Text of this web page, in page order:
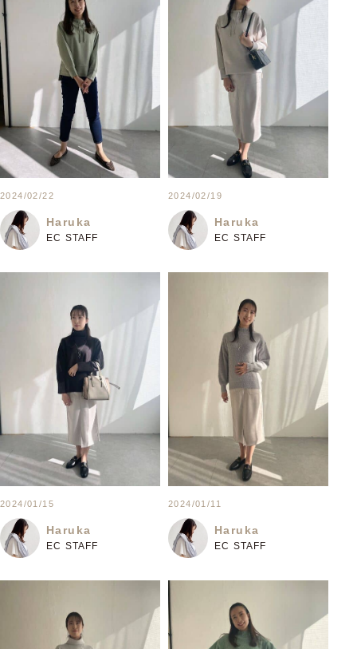
2024/02/22
Haruka
EC STAFF
2024/02/19
Haruka
EC STAFF
2024/01/15
Haruka
EC STAFF
2024/01/11
Haruka
EC STAFF